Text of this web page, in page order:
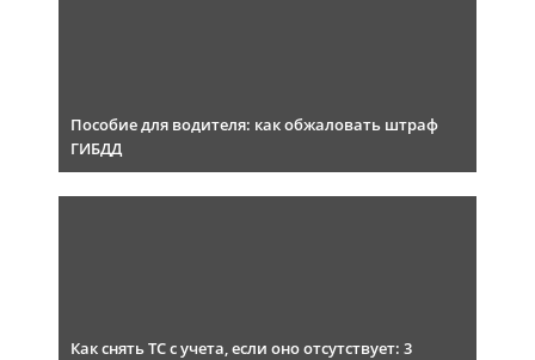
Пособие для водителя: как обжаловать штраф
ГИБДД
Как снять ТС с учета, если оно отсутствует: 3